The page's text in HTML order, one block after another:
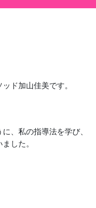
ド加山佳美です。
、私の指導法を学び、
した。